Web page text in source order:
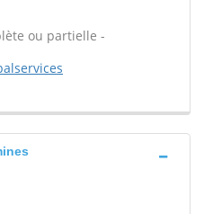
ou partielle -